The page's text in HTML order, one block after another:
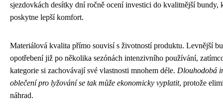
sjezdovkách desítky dní ročně ocení investici do kvalitnější bundy,
poskytne lepší komfort.
Materiálová kvalita přímo souvisí s životností produktu. Levnější
opotřebení již po několika sezónách intenzivního používání,
kategorie si zachovávají své vlastnosti mnohem déle. Dlouhodobá
oblečení pro lyžování se tak může ekonomicky vyplatit, protože
náhrad.